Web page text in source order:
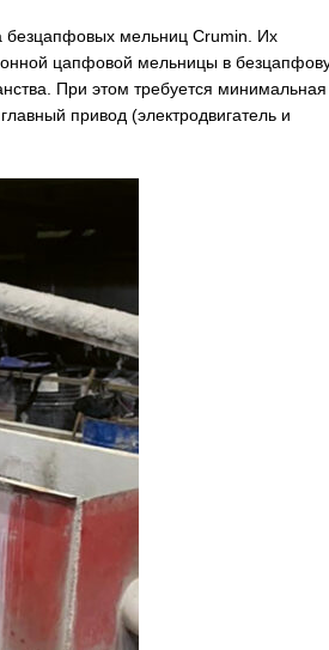
безцапфовых мельниц Crumin. Их
цапфовой мельницы в
При этом требуется минимальная
привод (электродвигатель и